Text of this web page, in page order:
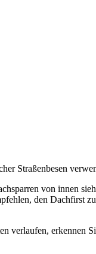
Straßenbesen
von innen
den Dachfirst
verlaufen, erkennen